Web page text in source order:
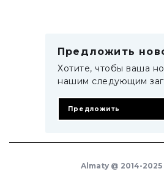
Предложить
Хотите, чтобы ваша
нашим следующим
Предложить
Almaty @ 2014-2025